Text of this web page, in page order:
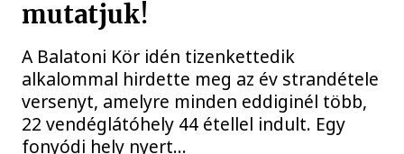
mutatjuk!
A Balatoni Kör idén tizenkettedik
alkalommal hirdette meg az év strandétele
versenyt, amelyre minden eddiginél több,
22 vendéglátóhely 44 étellel indult. Egy
fonyódi hely nyert...